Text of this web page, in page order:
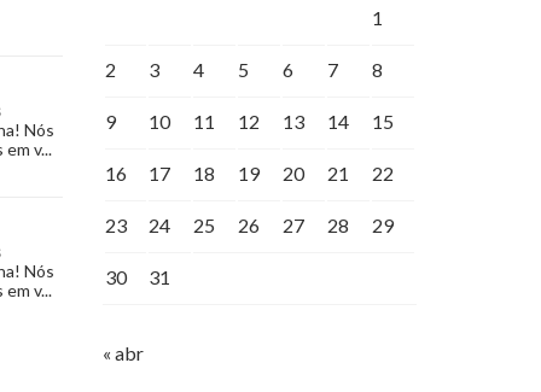
Nós
v...
Nós
v...
1
2 3 4 5 6 7 8
9 10 11 12 13 14 15
16 17 18 19 20 21 22
23 24 25 26 27 28 29
30 31
« abr